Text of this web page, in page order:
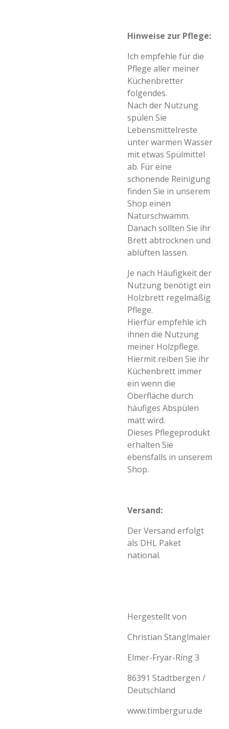
Hinweise zur Pflege:
Ich empfehle für die
Pflege aller meiner
Küchenbretter
folgendes.
Nach der Nutzung
spülen Sie
Lebensmittelreste
unter warmen Wasser
mit etwas Spülmittel
ab. Für eine
schonende Reinigung
finden Sie in unserem
Shop einen
Naturschwamm.
Danach sollten Sie ihr
Brett abtrocknen und
ablüften lassen.
Je nach Häufigkeit der
Nutzung benötigt ein
Holzbrett regelmäßig
Pflege.
Hierfür empfehle ich
ihnen die Nutzung
meiner Holzpflege.
Hiermit reiben Sie ihr
Küchenbrett immer
ein wenn die
Oberfläche durch
häufiges Abspülen
matt wird.
Dieses Pflegeprodukt
erhalten Sie
ebensfalls in unserem
Shop.
Versand:
Der Versand erfolgt
als DHL Paket
national.
Hergestellt von
Christian Stanglmaier
Elmer-Fryar-Ring 3
86391 Stadtbergen /
Deutschland
www.timberguru.de